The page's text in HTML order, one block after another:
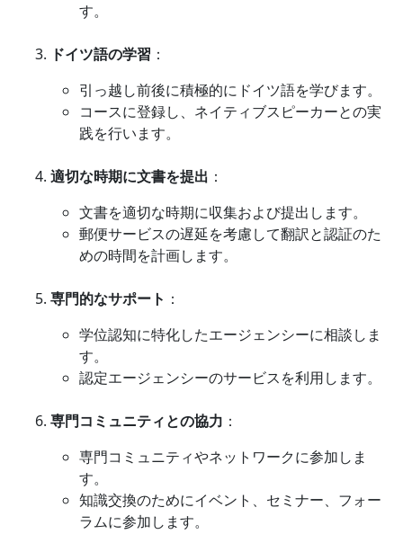
す。
ドイツ語の学習 ：
引っ越し前後に積極的にドイツ語を学びます。
コースに登録し、ネイティブスピーカーとの実
践を行います。
適切な時期に文書を提出 ：
文書を適切な時期に収集および提出します。
郵便サービスの遅延を考慮して翻訳と認証のた
めの時間を計画します。
専門的なサポート ：
学位認知に特化したエージェンシーに相談しま
す。
認定エージェンシーのサービスを利用します。
専門コミュニティとの協力 ：
専門コミュニティやネットワークに参加しま
す。
知識交換のためにイベント、セミナー、フォー
ラムに参加します。